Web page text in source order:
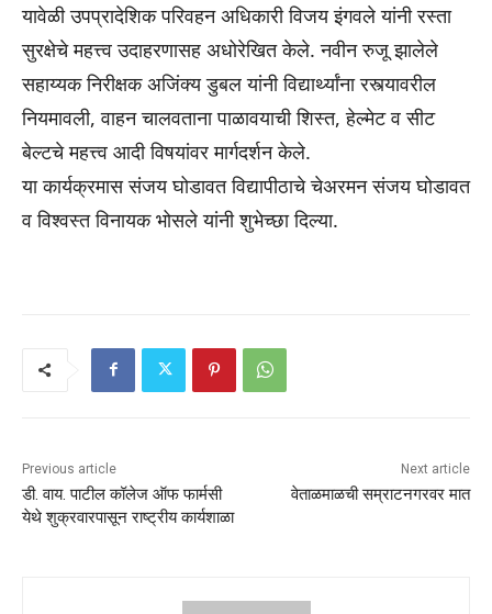
यावेळी उपप्रादेशिक परिवहन अधिकारी विजय इंगवले यांनी रस्ता
सुरक्षेचे महत्त्व उदाहरणासह अधोरेखित केले. नवीन रुजू झालेले
सहाय्यक निरीक्षक अजिंक्य डुबल यांनी विद्यार्थ्यांना रस्त्यावरील
नियमावली, वाहन चालवताना पाळावयाची शिस्त, हेल्मेट व सीट
बेल्टचे महत्त्व आदी विषयांवर मार्गदर्शन केले.
या कार्यक्रमास संजय घोडावत विद्यापीठाचे चेअरमन संजय घोडावत
व विश्वस्त विनायक भोसले यांनी शुभेच्छा दिल्या.
Previous article
डी. वाय. पाटील कॉलेज ऑफ फार्मसी
येथे शुक्रवारपासून राष्ट्रीय कार्यशाळा
Next article
वेताळमाळची सम्राटनगरवर मात